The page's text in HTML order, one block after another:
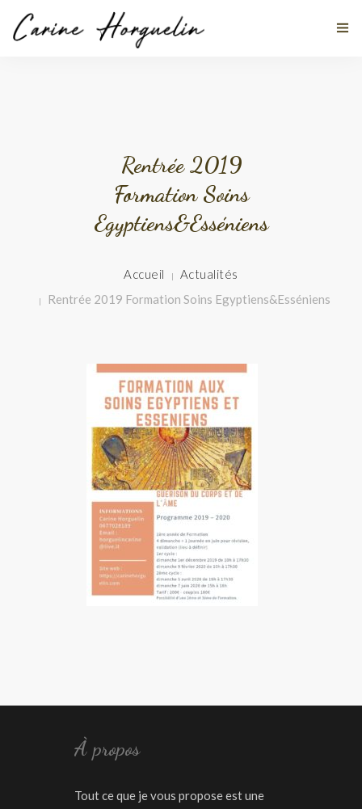
Rentrée 2019
Formation Soins
Egyptiens&Esséniens
Accueil
Actualités
Rentrée 2019 Formation Soins Egyptiens&Esséniens
À propos
Tout ce que je vous propose est une